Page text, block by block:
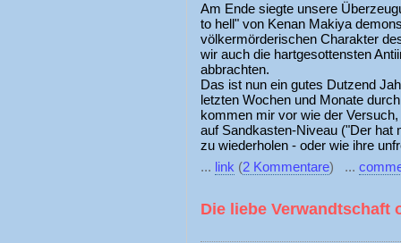
Am Ende siegte unsere
to hell" von Kenan Makiya
völkermörderischen Charakter
wir auch die hartgesottensten
abbrachten.
Das ist nun ein gutes Dutzend
letzten Wochen und Monate
kommen mir vor wie der
auf Sandkasten-Niveau ("Der hat
zu wiederholen - oder wie ihre
... link (2 Kommentare) ...
Die liebe Verwandtschaft